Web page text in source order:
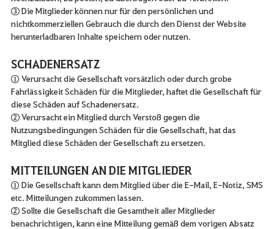
③ Die Mitglieder können nur für den persönlichen und
nichtkommerziellen Gebrauch die durch den Dienst der Website
herunterladbaren Inhalte speichern oder nutzen.
SCHADENERSATZ
① Verursacht die Gesellschaft vorsätzlich oder durch grobe
Fahrlässigkeit Schäden für die Mitglieder, haftet die Gesellschaft für
diese Schäden auf Schadenersatz.
② Verursacht ein Mitglied durch Verstoß gegen die
Nutzungsbedingungen Schäden für die Gesellschaft, hat das
Mitglied diese Schäden der Gesellschaft zu ersetzen.
MITTEILUNGEN AN DIE MITGLIEDER
① Die Gesellschaft kann dem Mitglied über die E-Mail, E-Notiz, SMS
etc. Mitteilungen zukommen lassen.
② Sollte die Gesellschaft die Gesamtheit aller Mitglieder
benachrichtigen, kann eine Mitteilung gemäß dem vorigen Absatz